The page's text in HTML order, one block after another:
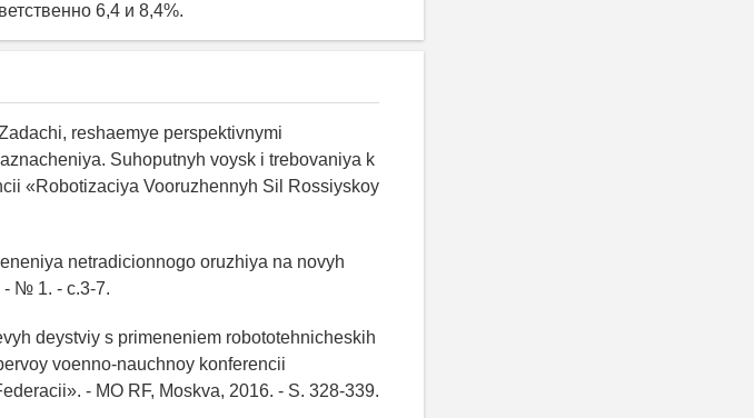
6,4 и 8,4%.
reshaemye perspektivnymi
Suhoputnyh voysk i trebovaniya k
«Robotizaciya Vooruzhennyh Sil Rossiyskoy
netradicionnogo oruzhiya na novyh
- № 1. - c.3-7.
deystviy s primeneniem robototehnicheskih
voenno-nauchnoy konferencii
- MO RF, Moskva, 2016. - S. 328-339.